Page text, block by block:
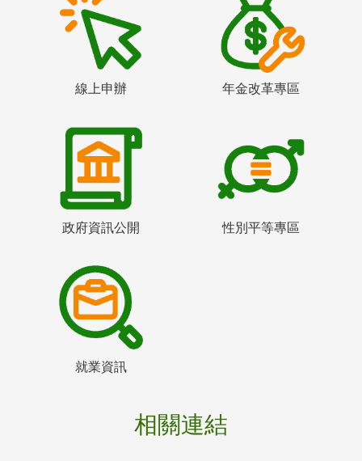
線上申辦 年金改革專區
政府資訊公開 性別平等專區
就業資訊
相關連結